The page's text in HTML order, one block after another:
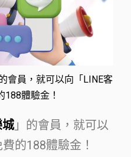
會員，就可以向「LINE客
188體驗金！
」的會員，就可以
的188體驗金！